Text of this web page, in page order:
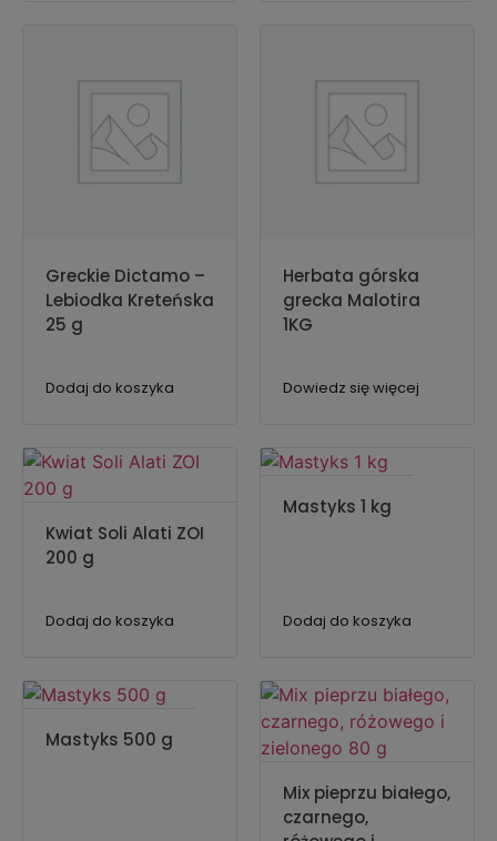
Greckie Dictamo –
Lebiodka Kreteńska
25 g
Dodaj do koszyka
Herbata górska
grecka Malotira
1KG
Dowiedz się więcej
Kwiat Soli Alati ZOI
200 g
Dodaj do koszyka
Mastyks 1 kg
Dodaj do koszyka
Mastyks 500 g
Mix pieprzu białego,
czarnego,